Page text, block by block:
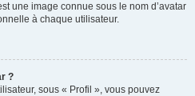
une image connue sous le nom d’avatar
à chaque utilisateur.
?
sous « Profil », vous pouvez